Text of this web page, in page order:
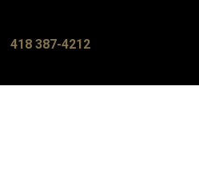
418 387-4212